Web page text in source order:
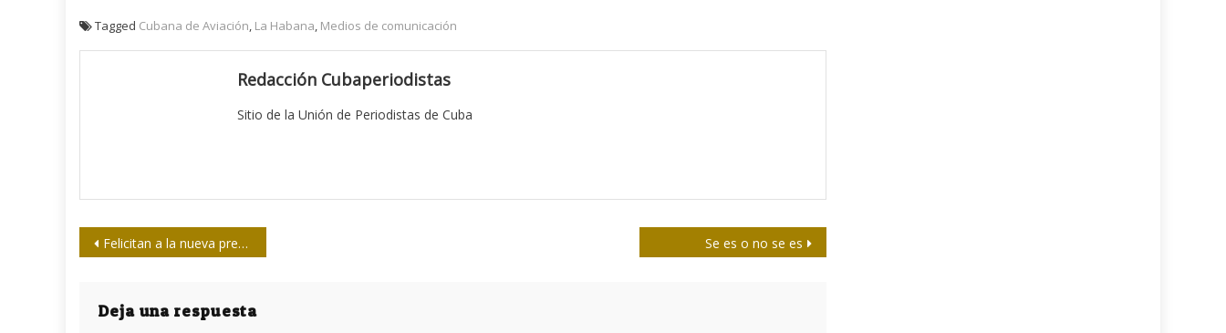
Tagged Cubana de Aviación, La Habana, Medios de comunicación
Redacción Cubaperiodistas
Sitio de la Unión de Periodistas de Cuba
Navegación
entradas
Felicitan a la nueva presidencia de la Upec Se es o no se es
Deja una respuesta